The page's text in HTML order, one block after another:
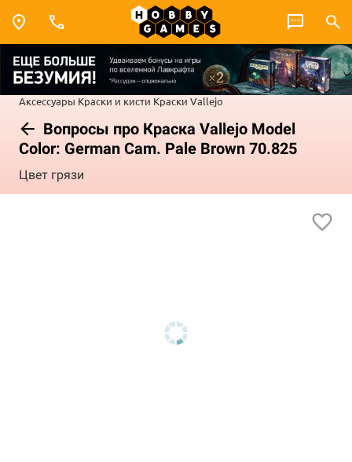
Аксессуары Краски и кисти Краски Vallejo
Вопросы про Краска Vallejo Model
Color: German Cam. Pale Brown 70.825
Цвет грязи